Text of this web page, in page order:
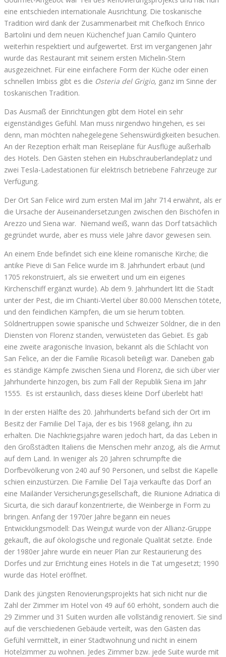
eine entschieden internationale Ausrichtung. Die toskanische
Tradition wird dank der Zusammenarbeit mit Chefkoch Enrico
Bartolini und dem neuen Küchenchef Juan Camilo Quintero
weiterhin respektiert und aufgewertet. Erst im vergangenen Jahr
wurde das Restaurant mit seinem ersten Michelin-Stern
ausgezeichnet. Für eine einfachere Form der Küche oder einen
schnellen Imbiss gibt es die Osteria del Grigio, ganz im Sinne der
toskanischen Tradition.
Das Ausmaß der Einrichtungen gibt dem Hotel ein sehr
eigenständiges Gefühl. Man muss nirgendwo hingehen, es sei
denn, man möchten nahegelegene Sehenswürdigkeiten besuchen.
An der Rezeption erhält man Reisepläne für Ausflüge außerhalb
des Hotels. Den Gästen stehen ein Hubschrauberlandeplatz und
zwei Tesla-Ladestationen für elektrisch betriebene Fahrzeuge zur
Verfügung.
Der Ort San Felice wird zum ersten Mal im Jahr 714 erwähnt, als er
die Ursache der Auseinandersetzungen zwischen den Bischöfen in
Arezzo und Siena war. Niemand weiß, wann das Dorf tatsächlich
gegründet wurde, aber es muss viele Jahre davor gewesen sein.
An einem Ende befindet sich eine kleine romanische Kirche; die
antike Pieve di San Felice wurde im 8. Jahrhundert erbaut (und
1705 rekonstruiert, als sie erweitert und um ein eigenes
Kirchenschiff ergänzt wurde). Ab dem 9. Jahrhundert litt die Stadt
unter der Pest, die im Chianti-Viertel über 80.000 Menschen tötete,
und den feindlichen Kämpfen, die um sie herum tobten.
Söldnertruppen sowie spanische und Schweizer Söldner, die in den
Diensten von Florenz standen, verwüsteten das Gebiet. Es gab
eine zweite aragonische Invasion, bekannt als die Schlacht von
San Felice, an der die Familie Ricasoli beteiligt war. Daneben gab
es ständige Kämpfe zwischen Siena und Florenz, die sich über vier
Jahrhunderte hinzogen, bis zum Fall der Republik Siena im Jahr
1555. Es ist erstaunlich, dass dieses kleine Dorf überlebt hat!
In der ersten Hälfte des 20. Jahrhunderts befand sich der Ort im
Besitz der Familie Del Taja, der es bis 1968 gelang, ihn zu
erhalten. Die Nachkriegsjahre waren jedoch hart, da das Leben in
den Großstädten Italiens die Menschen mehr anzog, als die Armut
auf dem Land. In weniger als 20 Jahren schrumpfte die
Dorfbevölkerung von 240 auf 90 Personen, und selbst die Kapelle
schien einzustürzen. Die Familie Del Taja verkaufte das Dorf an
eine Mailänder Versicherungsgesellschaft, die Riunione Adriatica di
Sicurta, die sich darauf konzentrierte, die Weinberge in Form zu
bringen. Anfang der 1970er Jahre begann ein neues
Entwicklungsmodell: Das Weingut wurde von der Allianz-Gruppe
gekauft, die auf ökologische und regionale Qualität setzte. Ende
der 1980er Jahre wurde ein neuer Plan zur Restaurierung des
Dorfes und zur Errichtung eines Hotels in die Tat umgesetzt; 1990
wurde das Hotel eröffnet.
Dank des jüngsten Renovierungsprojekts hat sich nicht nur die
Zahl der Zimmer im Hotel von 49 auf 60 erhöht, sondern auch die
29 Zimmer und 31 Suiten wurden alle vollständig renoviert. Sie sind
auf die verschiedenen Gebäude verteilt, was den Gästen das
Gefühl vermittelt, in einer Stadtwohnung und nicht in einem
Hotelzimmer zu wohnen. Jedes Zimmer bzw. jede Suite wurde mit